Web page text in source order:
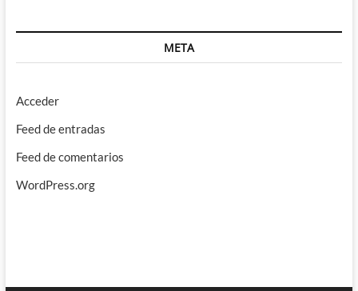
META
Acceder
Feed de entradas
Feed de comentarios
WordPress.org